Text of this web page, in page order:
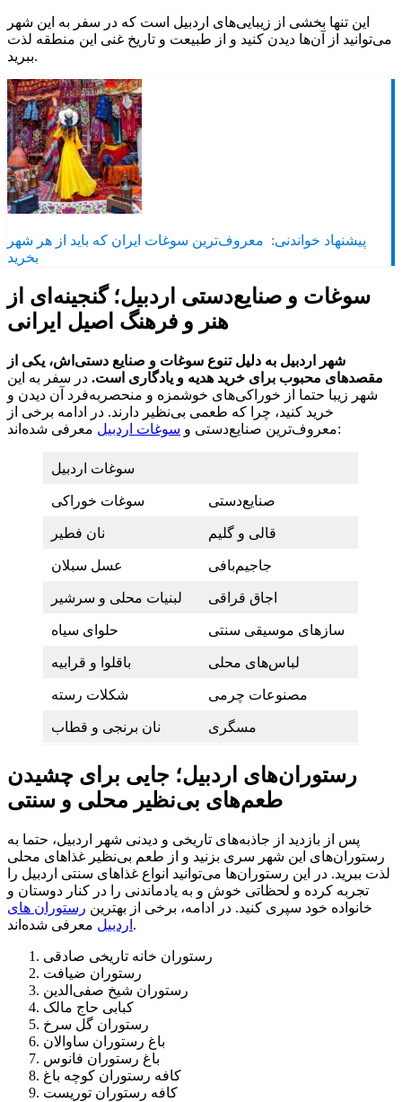
این تنها بخشی از زیبایی‌های اردبیل است که در سفر به این شهر
می‌توانید از آن‌ها دیدن کنید و از طبیعت و تاریخ غنی این منطقه لذت
ببرید.
پیشنهاد خواندنی: معروف‌ترین سوغات ایران که باید از هر شهر
بخرید
سوغات و صنایع‌دستی اردبیل؛ گنجینه‌ای از
هنر و فرهنگ اصیل ایرانی
شهر اردبیل به دلیل تنوع سوغات و صنایع دستی‌اش، یکی از
مقصدهای محبوب برای خرید هدیه و یادگاری است. در سفر به این
شهر زیبا حتما از خوراکی‌های خوشمزه و منحصربه‌فرد آن دیدن و
خرید کنید، چرا که طعمی بی‌نظیر دارند. در ادامه برخی از
معروف‌ترین صنایع‌دستی و سوغات اردبیل معرفی شده‌اند:
سوغات اردبیل
سوغات خوراکی صنایع‌دستی
نان فطیر قالی و گلیم
عسل سبلان جاجیم‌بافی
لبنیات محلی و سرشیر اجاق قراقی
حلوای سیاه سازهای موسیقی سنتی
باقلوا و قرابیه لباس‌های محلی
شکلات رسته مصنوعات چرمی
نان برنجی و قطاب مسگری
رستوران‌های اردبیل؛ جایی برای چشیدن
طعم‌های بی‌نظیر محلی و سنتی
پس از بازدید از جاذبه‌های تاریخی و دیدنی شهر اردبیل، حتما به
رستوران‌های این شهر سری بزنید و از طعم بی‌نظیر غذاهای محلی
لذت ببرید. در این رستوران‌ها می‌توانید انواع غذاهای سنتی اردبیل را
تجربه کرده و لحظاتی خوش و به یادماندنی را در کنار دوستان و
خانواده خود سپری کنید. در ادامه، برخی از بهترین رستوران های
اردبیل معرفی شده‌اند.
رستوران خانه تاریخی صادقی
رستوران ضیافت
رستوران شیخ صفی‌الدین
کبابی حاج مالک
رستوران گل سرخ
باغ رستوران ساوالان
باغ رستوران فانوس
کافه رستوران کوچه باغ
کافه رستوران توریست